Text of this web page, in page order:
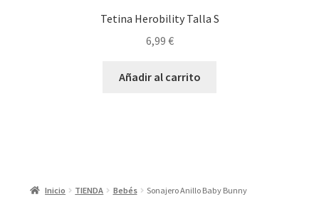
Tetina Herobility Talla S
6,99 €
Añadir al carrito
Inicio TIENDA Bebés Sonajero Anillo Baby Bunny